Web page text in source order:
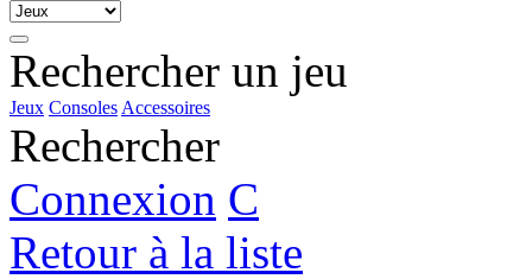
Rechercher un jeu
Jeux Consoles Accessoires
Rechercher
Connexion C
Retour à la liste